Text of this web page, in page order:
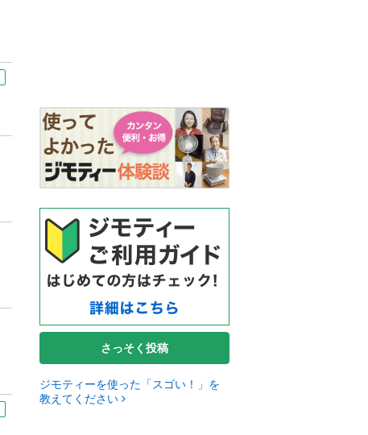
さっそく投稿
ジモティーを使った「スゴい！」を
教えてください